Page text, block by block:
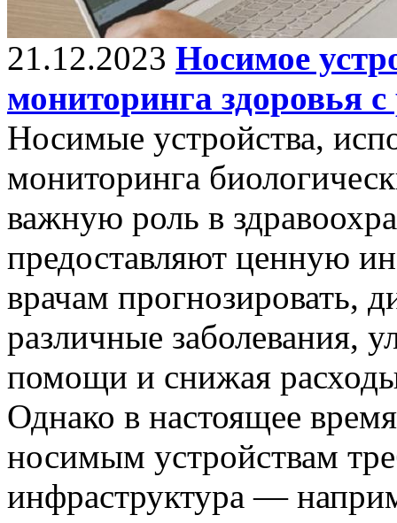
21.12.2023 Носимое
мониторинга здоровья
Носимые устройства,
мониторинга
важную роль в
предоставляют ценную
врачам прогнозировать,
различные заболевания,
помощи и снижая
Однако в настоящее
носимым устройствам
инфраструктура —